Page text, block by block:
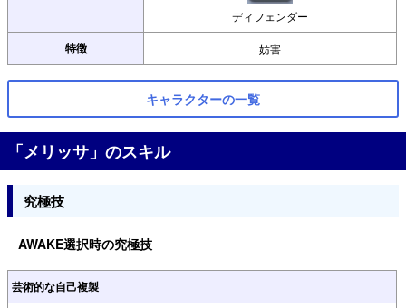
ディフェンダー
特徴 妨害
キャラクターの一覧
「メリッサ」のスキル
究極技
AWAKE選択時の究極技
芸術的な自己複製